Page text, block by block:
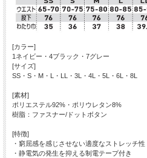
[カラー]
1ネイビー・4ブラック・7グレー
[サイズ]
SS・S・M・L・LL・3L・4L・5L・6L・8L
[素材]
ポリエステル92%・ポリウレタン8%
樹脂：ファスナー/ドットボタン
[特徴]
・窮屈感を感じさせない適度なストレッチ性
・静電気の発生を抑える制電テープ付き